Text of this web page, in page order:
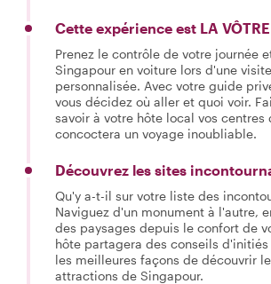
Cette expérience est LA
Prenez le contrôle de votre journée
Singapour en voiture lors d'une
personnalisée. Avec votre guide
vous décidez où aller et quoi voir.
savoir à votre hôte local vos centres
concoctera un voyage inoubliable.
Découvrez les sites
Qu'y a-t-il sur votre liste des
Naviguez d'un monument à l'autre,
des paysages depuis le confort de
hôte partagera des conseils
les meilleures façons de découvrir
attractions de Singapour.